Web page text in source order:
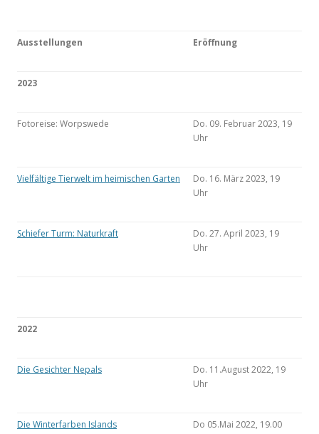
Ausstellungen Eröffnung
2023
Fotoreise: Worpswede
Do. 09. Februar 2023, 19
Uhr
Vielfältige Tierwelt im heimischen Garten
Do. 16. März 2023, 19
Uhr
Schiefer Turm: Naturkraft
Do. 27. April 2023, 19
Uhr
2022
Die Gesichter Nepals
Do. 11.August 2022, 19
Uhr
Die Winterfarben Islands
Do 05.Mai 2022, 19.00